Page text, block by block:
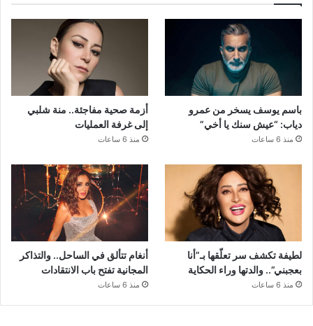
باسم يوسف يسخر من عمرو
دياب: “عيش سنك يا أخي”
منذ 6 ساعات
أزمة صحية مفاجئة.. منة شلبي
إلى غرفة العمليات
منذ 6 ساعات
لطيفة تكشف سر تعلّقها بـ”أنا
بعجبني”.. والدتها وراء الحكاية
منذ 6 ساعات
أنغام تتألق في الساحل.. والتذاكر
المجانية تفتح باب الانتقادات
منذ 6 ساعات